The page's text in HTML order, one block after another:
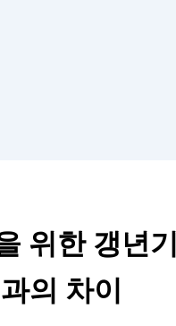
위한 갱년
의 차이